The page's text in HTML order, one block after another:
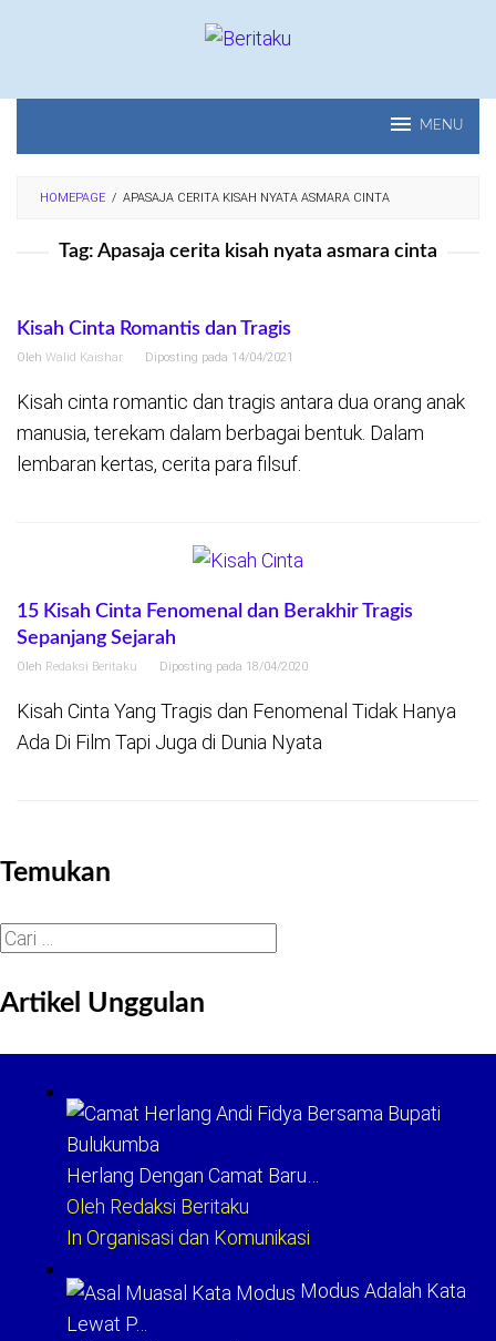
MENU
HOMEPAGE / APASAJA CERITA KISAH NYATA ASMARA CINTA
Tag: Apasaja cerita kisah nyata asmara cinta
Kisah Cinta Romantis dan Tragis
Oleh Walid Kaishar Diposting pada 14/04/2021
Kisah cinta romantic dan tragis antara dua orang anak
manusia, terekam dalam berbagai bentuk. Dalam
lembaran kertas, cerita para filsuf.
15 Kisah Cinta Fenomenal dan Berakhir Tragis
Sepanjang Sejarah
Oleh Redaksi Beritaku Diposting pada 18/04/2020
Kisah Cinta Yang Tragis dan Fenomenal Tidak Hanya
Ada Di Film Tapi Juga di Dunia Nyata
Temukan
Cari
Artikel Unggulan
Herlang Dengan Camat Baru…
Oleh Redaksi Beritaku
In Organisasi dan Komunikasi
Modus Adalah Kata
Lewat P…